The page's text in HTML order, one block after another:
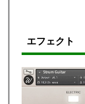
エフェクト